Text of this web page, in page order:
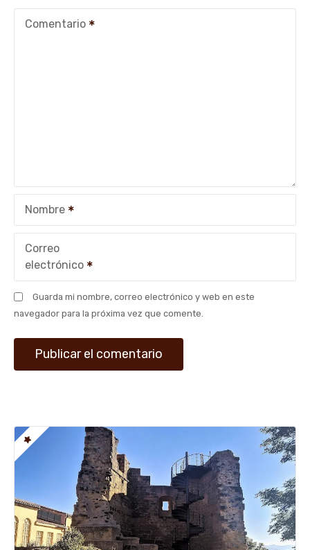
n
a
d
a
Comentario
Nombre
Correo
electrónico
Guarda mi nombre, correo electrónico y web en este
navegador para la próxima vez que comente.